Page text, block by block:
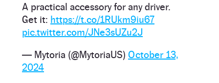
A practical accessory for any driver.
Get it: https://t.co/1RUkm9iu67
pic.twitter.com/JNe3sUZu2J
— Mytoria (@MytoriaUS) October 13,
2024